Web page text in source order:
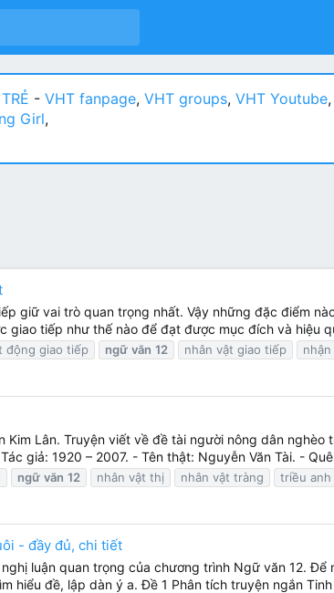
- VHT fanpage, VHT groups, VHT Youtube,
Girl,
giữ vai trò quan trọng nhất. Vậy những đặc điểm
tiếp như thế nào để đạt được mục đích và hiệu
động giao tiếp ngữ văn 12 nhân vật giao tiếp
Lân. Truyện viết về đề tài người nông dân nghèo
giả: 1920 – 2007. - Tên thật: Nguyễn Văn Tài. -
ngữ văn 12 nhân vật thị nhân vật tràng triều anh
- đầy đủ, chi tiết
luận quan trọng của chương trình Ngữ văn 12. Để
hiểu đề, lập dàn ý a. Đề 1 Phân tích truyện ngắn